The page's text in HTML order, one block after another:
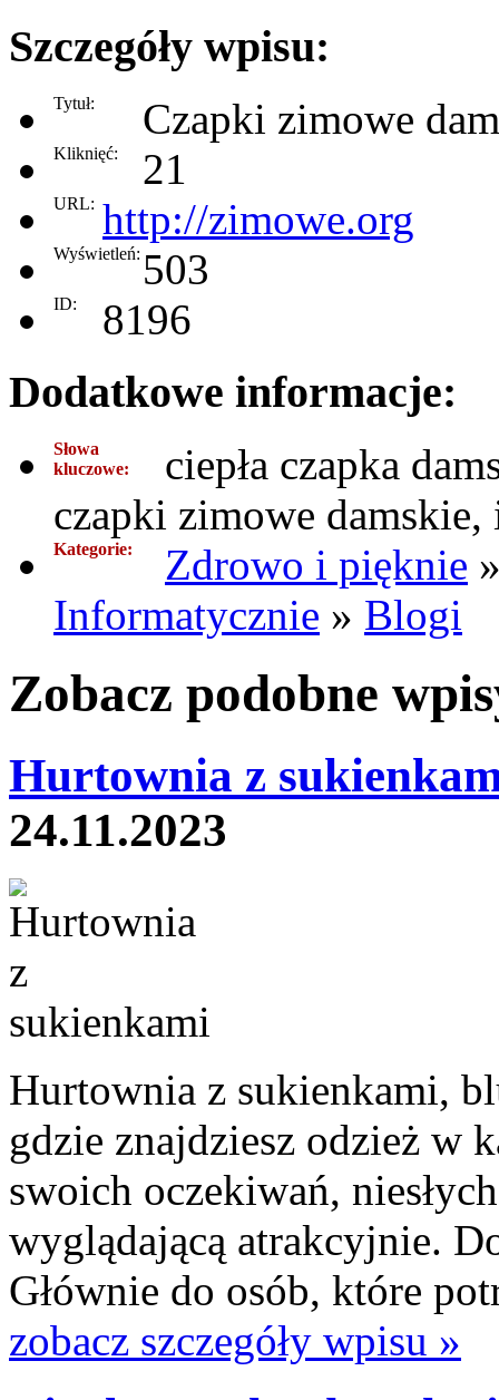
Szczegóły wpisu:
Tytuł: Czapki zimowe
Kliknięć: 21
URL: http://zimowe.org
Wyświetleń: 503
ID: 8196
Dodatkowe informacje:
Słowa
kluczowe:
ciepła czapka
czapki zimowe
Kategorie: Zdrowo i pięknie
Informatycznie » Blogi
Zobacz podobne
Hurtownia z
24.11.2023
Hurtownia z sukienkami,
gdzie znajdziesz odzież w
swoich oczekiwań,
wyglądającą atrakcyjnie.
Głównie do osób, które
zobacz szczegóły wpisu »